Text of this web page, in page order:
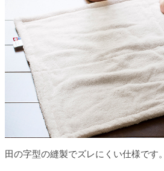
田の字型の縫製でズレにくい仕様です。